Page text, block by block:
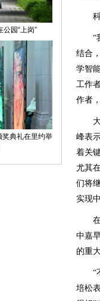
科技
“我
结合
学智
工作
作者
大会
峰表
着关
尤其
们将
实现
在获
中嘉
的重
“不
培松